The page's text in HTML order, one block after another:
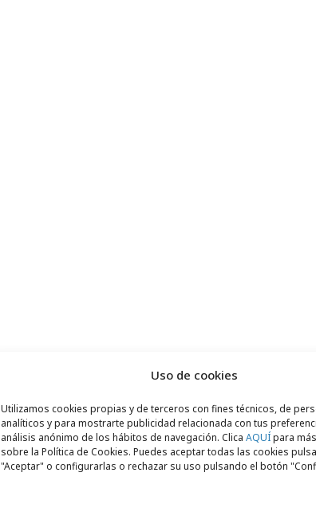
Uso de cookies
Utilizamos cookies propias y de terceros con fines técnicos, de
analíticos y para mostrarte publicidad relacionada con tus
análisis anónimo de los hábitos de navegación. Clica AQUÍpara
sobre la Política de Cookies. Puedes aceptar todas las cookies
"Aceptar" o configurarlas o rechazar su uso pulsando el botón